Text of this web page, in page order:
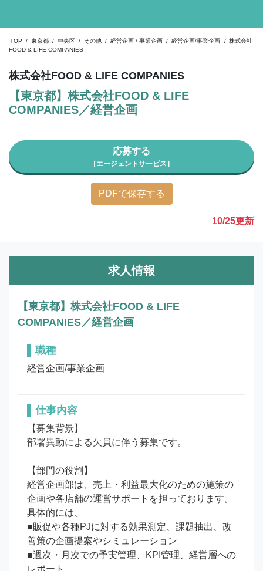
TOP / 東京都 / 中央区 / その他 / 経営企画 / 事業企画 / 経営企画/事業企画 / 株式会社
FOOD & LIFE COMPANIES
株式会社FOOD & LIFE COMPANIES
【東京都】株式会社FOOD & LIFE
COMPANIES／経営企画
応募する
［エージェントサービス］
PDFで保存する
10/25更新
求人情報
【東京都】株式会社FOOD & LIFE
COMPANIES／経営企画
職種
経営企画/事業企画
仕事内容
【募集背景】
部署異動による欠員に伴う募集です。
【部門の役割】
経営企画部は、売上・利益最大化のための施策の
企画や各店舗の運営サポートを担っております。
具体的には、
■販促や各種PJに対する効果測定、課題抽出、改
善策の企画提案やシミュレーション
■週次・月次での予実管理、KPI管理、経営層への
レポート